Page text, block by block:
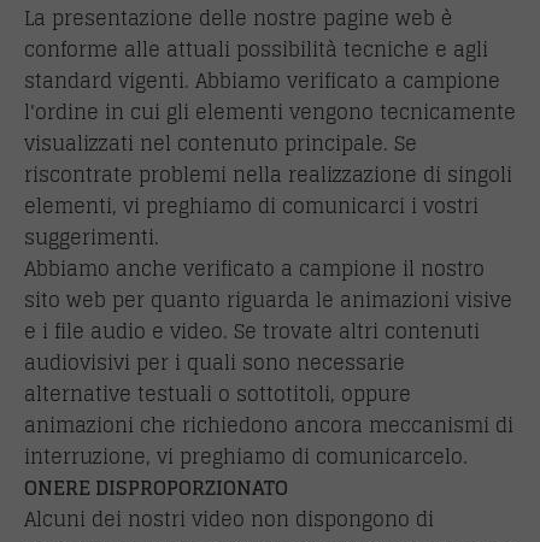
La presentazione delle nostre pagine web è
conforme alle attuali possibilità tecniche e agli
standard vigenti. Abbiamo verificato a campione
l'ordine in cui gli elementi vengono tecnicamente
visualizzati nel contenuto principale. Se
riscontrate problemi nella realizzazione di singoli
elementi, vi preghiamo di comunicarci i vostri
suggerimenti.
Abbiamo anche verificato a campione il nostro
sito web per quanto riguarda le animazioni visive
e i file audio e video. Se trovate altri contenuti
audiovisivi per i quali sono necessarie
alternative testuali o sottotitoli, oppure
animazioni che richiedono ancora meccanismi di
interruzione, vi preghiamo di comunicarcelo.
ONERE DISPROPORZIONATO
Alcuni dei nostri video non dispongono di